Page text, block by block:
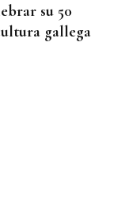
su 50
gallega